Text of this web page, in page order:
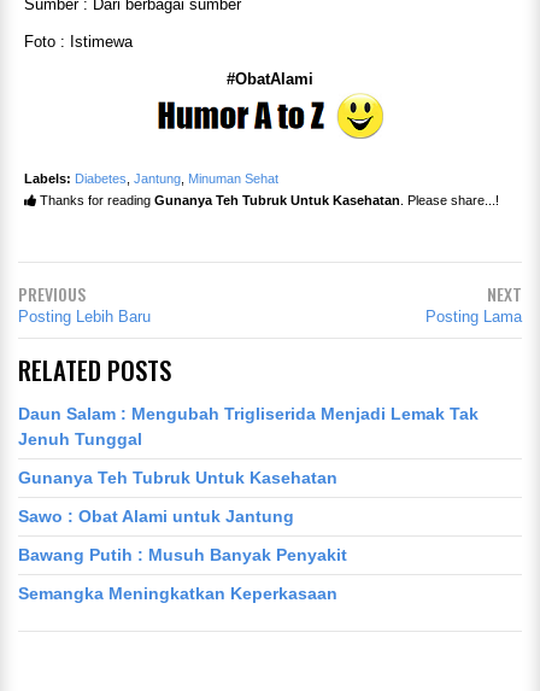
Sumber : Dari berbagai sumber
Foto : Istimewa
#ObatAlami
Labels: Diabetes Jantung Minuman Sehat
Thanks for reading Gunanya Teh Tubruk Untuk Kasehatan . Please share...!
PREVIOUS
Posting Lebih Baru
NEXT
Posting Lama
RELATED POSTS
Daun Salam : Mengubah Trigliserida Menjadi Lemak Tak
Jenuh Tunggal
Gunanya Teh Tubruk Untuk Kasehatan
Sawo : Obat Alami untuk Jantung
Bawang Putih : Musuh Banyak Penyakit
Semangka Meningkatkan Keperkasaan